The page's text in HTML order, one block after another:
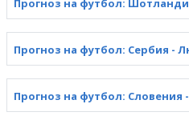
Прогноз на футбол:
Прогноз на футбол: Сербия -
Прогноз на футбол: Словения -